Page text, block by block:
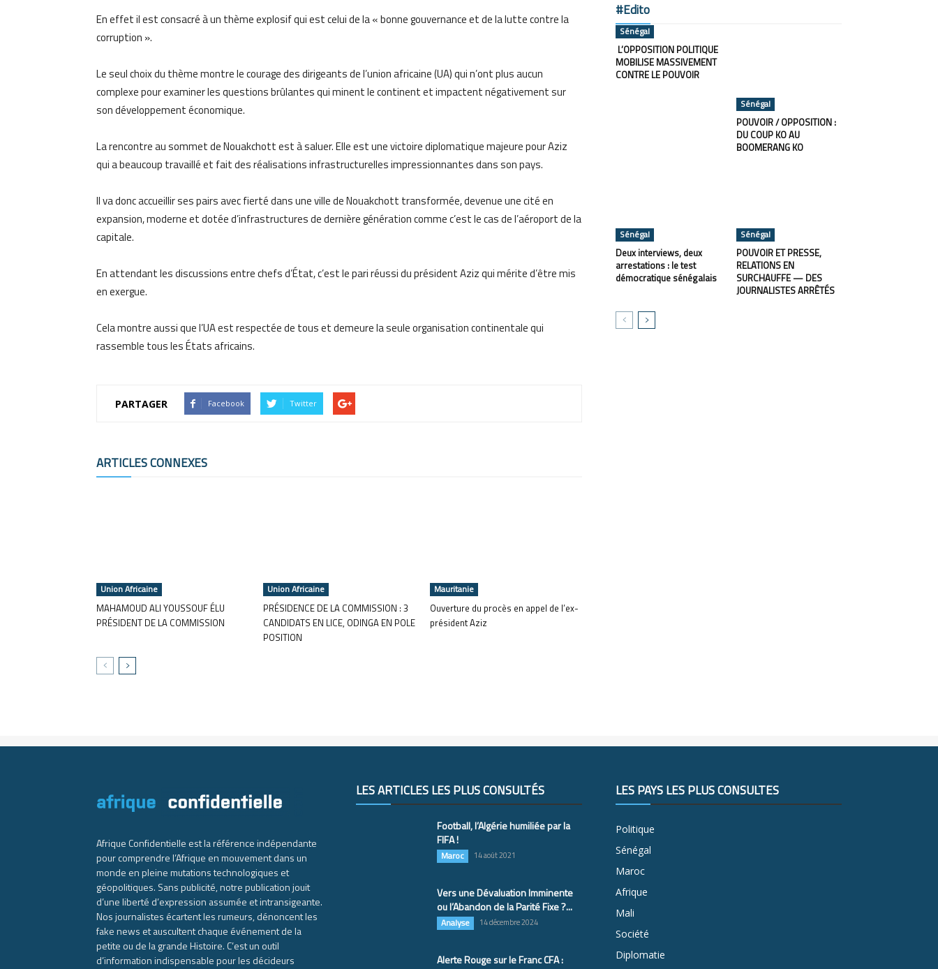
En effet il est consacré à un thème explosif qui est celui de la « bonne gouvernance et de la lutte contre la
corruption ».
Le seul choix du thème montre le courage des dirigeants de l’union africaine (UA) qui n’ont plus aucun
complexe pour examiner les questions brûlantes qui minent le continent et impactent négativement sur
son développement économique.
La rencontre au sommet de Nouakchott est à saluer. Elle est une victoire diplomatique majeure pour Aziz
qui a beaucoup travaillé et fait des réalisations infrastructurelles impressionnantes dans son pays.
Il va donc accueillir ses pairs avec fierté dans une ville de Nouakchott transformée, devenue une cité en
expansion, moderne et dotée d’infrastructures de dernière génération comme c’est le cas de l’aéroport de la
capitale.
En attendant les discussions entre chefs d’État, c’est le pari réussi du président Aziz qui mérite d’être mis
en exergue.
Cela montre aussi que l’UA est respectée de tous et demeure la seule organisation continentale qui
rassemble tous les États africains.
PARTAGER Facebook Twitter
ARTICLES CONNEXES
Union Africaine
MAHAMOUD ALI YOUSSOUF ÉLU
PRÉSIDENT DE LA COMMISSION
Union Africaine
PRÉSIDENCE DE LA COMMISSION : 3
CANDIDATS EN LICE, ODINGA EN POLE
POSITION
Mauritanie
Ouverture du procès en appel de l’ex-
président Aziz
#Edito
Sénégal
L’OPPOSITION POLITIQUE
MOBILISE MASSIVEMENT
CONTRE LE POUVOIR
Sénégal
POUVOIR / OPPOSITION :
DU COUP KO AU
BOOMERANG KO
Sénégal
Deux interviews, deux
arrestations : le test
démocratique sénégalais
Sénégal
POUVOIR ET PRESSE,
RELATIONS EN
SURCHAUFFE — DES
JOURNALISTES ARRÊTÉS
Afrique Confidentielle est la référence indépendante
pour comprendre l’Afrique en mouvement dans un
monde en pleine mutations technologiques et
géopolitiques. Sans publicité, notre publication jouit
d’une liberté d’expression assumée et intransigeante.
Nos journalistes écartent les rumeurs, dénoncent les
fake news et auscultent chaque événement de la
petite ou de la grande Histoire. C’est un outil
d’information indispensable pour les décideurs
LES ARTICLES LES PLUS CONSULTÉS
Football, l’Algérie humiliée par la
FIFA !
Maroc 14 août 2021
Vers une Dévaluation Imminente
ou l’Abandon de la Parité Fixe ?...
Analyse 14 décembre 2024
Alerte Rouge sur le Franc CFA :
LES PAYS LES PLUS CONSULTÉS
Politique
Sénégal
Maroc
Afrique
Mali
Société
Diplomatie